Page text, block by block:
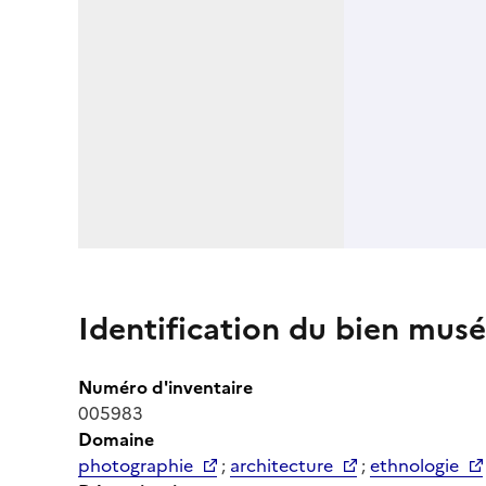
Identification du bien
Numéro d'inventaire
005983
Domaine
photographie
; architecture ;ethnologie